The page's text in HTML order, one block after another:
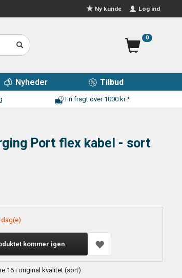
Log ind
Ny kunde
0
Nyheder Tilbud
Fri fragt over 1000 kr.*
Port flex kabel - sort
dag(e)
kommer igen
16 i original kvalitet (sort)